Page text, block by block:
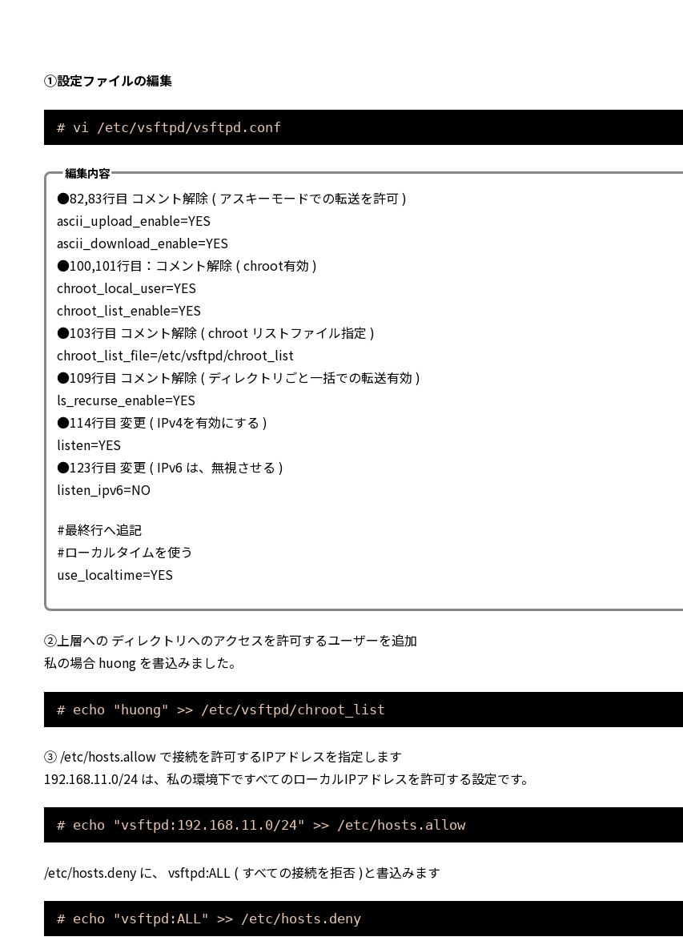
①設定ファイルの編集
# vi /etc/vsftpd/vsftpd.conf
編集内容
●82,83行目 コメント解除 ( アスキーモードでの転送を許可 )
ascii_upload_enable=YES
ascii_download_enable=YES
●100,101行目：コメント解除 ( chroot有効 )
chroot_local_user=YES
chroot_list_enable=YES
●103行目 コメント解除 ( chroot リストファイル指定 )
chroot_list_file=/etc/vsftpd/chroot_list
●109行目 コメント解除 ( ディレクトリごと一括での転送有効 )
ls_recurse_enable=YES
●114行目 変更 ( IPv4を有効にする )
listen=YES
●123行目 変更 ( IPv6 は、無視させる )
listen_ipv6=NO
#最終行へ追記
#ローカルタイムを使う
use_localtime=YES
②上層への ディレクトリへのアクセスを許可するユーザーを追加
私の場合 huong を書込みました。
# echo "huong" >> /etc/vsftpd/chroot_list
③ /etc/hosts.allow で接続を許可するIPアドレスを指定します
192.168.11.0/24 は、私の環境下ですべてのローカルIPアドレスを許可する設定です。
# echo "vsftpd:192.168.11.0/24" >> /etc/hosts.allow
/etc/hosts.deny に、 vsftpd:ALL ( すべての接続を拒否 )と書込みます
# echo "vsftpd:ALL" >> /etc/hosts.deny